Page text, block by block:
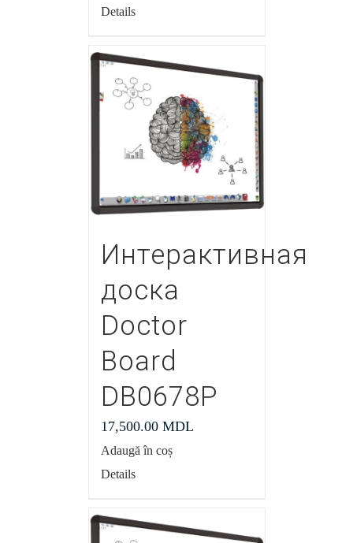
Details
Интерактивная
доска
Doctor
Board
DB0678P
17,500.00 MDL
Adaugă în coș
Details